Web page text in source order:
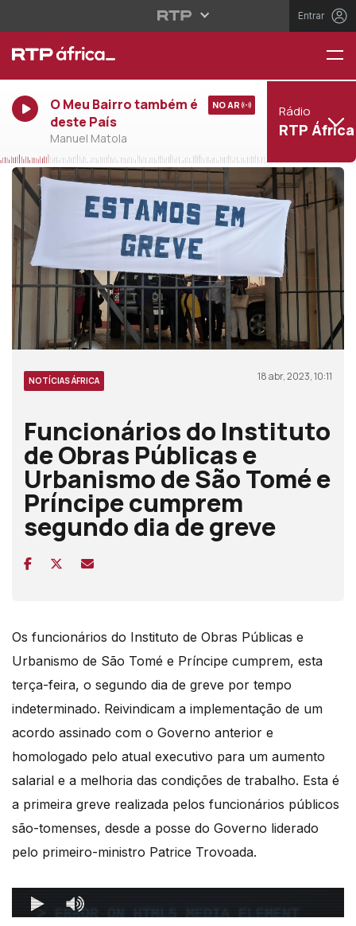
Entrar
O Meu Bairro também é
deste País
Manuel Matola
NO AR Rádio
RTP África
NOTÍCIAS ÁFRICA 18 abr, 2023, 10:11
Funcionários do Instituto
de Obras Públicas e
Urbanismo de São Tomé e
Príncipe cumprem
segundo dia de greve
Os funcionários do Instituto de Obras Públicas e
Urbanismo de São Tomé e Príncipe cumprem, esta
terça-feira, o segundo dia de greve por tempo
indeterminado. Reivindicam a implementação de um
acordo assinado com o Governo anterior e
homologado pelo atual executivo para um aumento
salarial e a melhoria das condições de trabalho. Esta é
a primeira greve realizada pelos funcionários públicos
são-tomenses, desde a posse do Governo liderado
pelo primeiro-ministro Patrice Trovoada.